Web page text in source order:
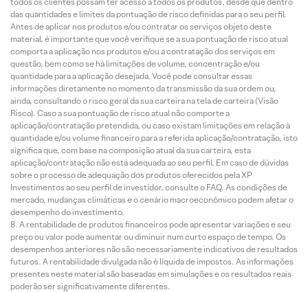
das quantidades e limites da pontuação de risco definidas para o seu perfil.
Antes de aplicar nos produtos e/ou contratar os serviços objeto deste
material, é importante que você verifique se a sua pontuação de risco atual
comporta a aplicação nos produtos e/ou a contratação dos serviços em
questão, bem como se há limitações de volume, concentração e/ou
quantidade para a aplicação desejada. Você pode consultar essas
informações diretamente no momento da transmissão da sua ordem ou,
ainda, consultando o risco geral da sua carteira na tela de carteira (Visão
Risco). Caso a sua pontuação de risco atual não comporte a
aplicação/contratação pretendida, ou caso existam limitações em relação à
quantidade e/ou volume financeiro para a referida aplicação/contratação, isto
significa que, com base na composição atual da sua carteira, esta
aplicação/contratação não está adequada ao seu perfil. Em caso de dúvidas
sobre o processo de adequação dos produtos oferecidos pela XP
Investimentos ao seu perfil de investidor, consulte o FAQ. As condições de
mercado, mudanças climáticas e o cenário macroeconômico podem afetar o
desempenho do investimento.
A rentabilidade de produtos financeiros pode apresentar variações e seu
preço ou valor pode aumentar ou diminuir num curto espaço de tempo. Os
desempenhos anteriores não são necessariamente indicativos de resultados
futuros. A rentabilidade divulgada não é líquida de impostos. As informações
presentes neste material são baseadas em simulações e os resultados reais
poderão ser significativamente diferentes.